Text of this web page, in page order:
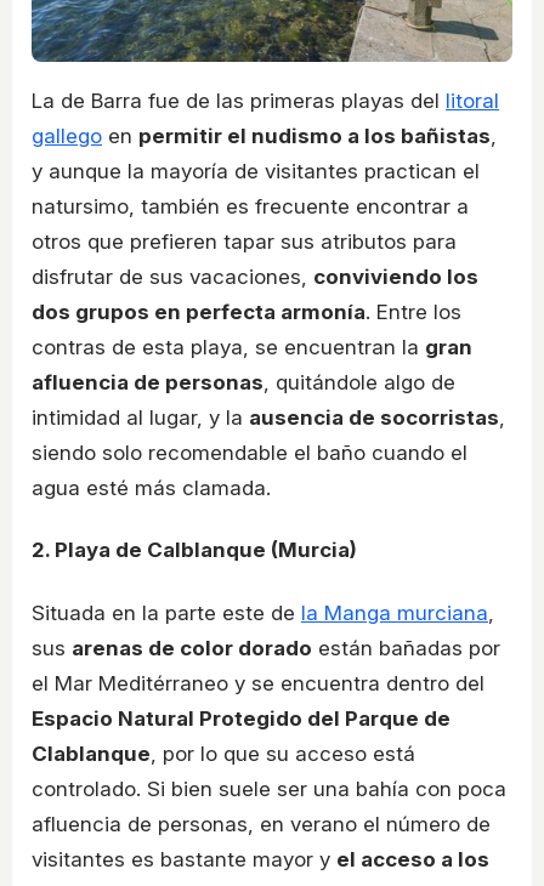
La de Barra fue de las primeras playas del litoral
gallego en permitir el nudismo a los bañistas
y aunque la mayoría de visitantes practican el
natursimo, también es frecuente encontrar a
otros que prefieren tapar sus atributos para
disfrutar de sus vacaciones, conviviendo los
dos grupos en perfecta armonía. Entre los
contras de esta playa, se encuentran la gran
afluencia de personas , quitándole algo de
intimidad al lugar, y la ausencia de socorristas
siendo solo recomendable el baño cuando el
agua esté más clamada.
2. Playa de Calblanque (Murcia)
Situada en la parte este de la Manga murciana
sus arenas de color dorado están bañadas por
el Mar Meditérraneo y se encuentra dentro del
Espacio Natural Protegido del Parque de
Clablanque , por lo que su acceso está
controlado. Si bien suele ser una bahía con poca
afluencia de personas, en verano el número de
visitantes es bastante mayor y el acceso a los